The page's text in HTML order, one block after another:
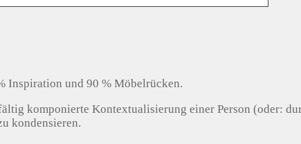
Inspiration und 90 % Möbelrücken.
komponierte Kontextualisierung einer Person (oder:
kondensieren.